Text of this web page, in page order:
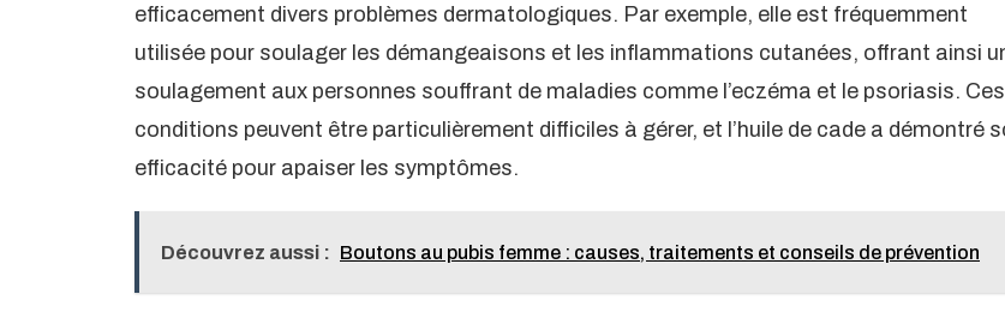
efficacement divers problèmes dermatologiques. Par exemple, elle est fréquemment
utilisée pour soulager les démangeaisons et les inflammations cutanées, offrant ainsi
soulagement aux personnes souffrant de maladies comme l’eczéma et le psoriasis. Ces
conditions peuvent être particulièrement difficiles à gérer, et l’huile de cade a démontré
efficacité pour apaiser les symptômes.
Découvrez aussi : Boutons au pubis femme : causes, traitements et conseils de prévention